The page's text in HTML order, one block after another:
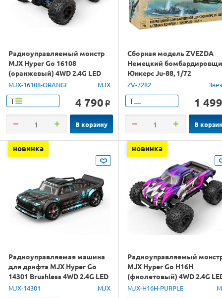
Радиоуправляемый монстр
MJX Hyper Go 16108
(оранжевый) 4WD 2.4G LED
1/16 RTR
MJX-16108-ORANGE MJX
Т 4 790 o
В корзину
Сборная модель ZVEZDA
Немецкий
Юнкерс Ju-88, 1/72
ZV-7282
Т 1 499
В
новинка
Радиоуправляемая машина
для дрифта MJX Hyper Go
14301 Brushless 4WD 2.4G LED
1/14 RTR
MJX-14301 MJX
новинка
Радиоуправляемый
MJX Hyper Go H16H
(фиолетовый) 4WD 2.4G
GPS 1/16 RTR
MJX-H16H-PURPLE